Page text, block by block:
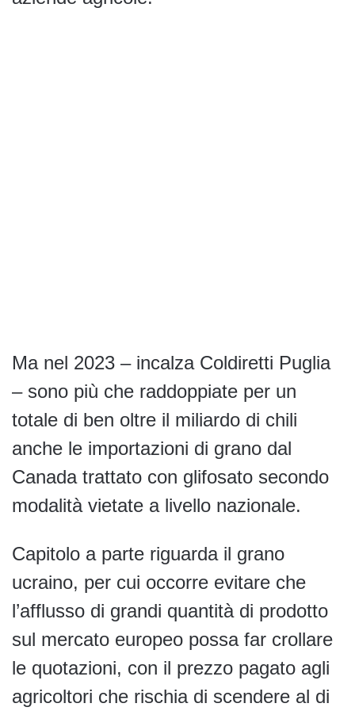
Ma nel 2023 – incalza Coldiretti Puglia
– sono più che raddoppiate per un
totale di ben oltre il miliardo di chili
anche le importazioni di grano dal
Canada trattato con glifosato secondo
modalità vietate a livello nazionale.
Capitolo a parte riguarda il grano
ucraino, per cui occorre evitare che
l’afflusso di grandi quantità di prodotto
sul mercato europeo possa far crollare
le quotazioni, con il prezzo pagato agli
agricoltori che rischia di scendere al di